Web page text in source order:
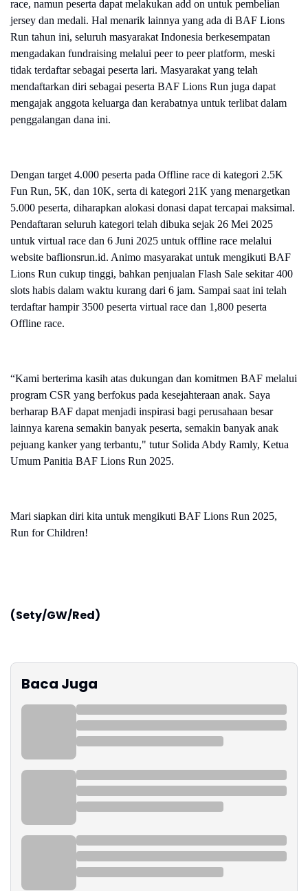
race, namun peserta dapat melakukan add on untuk pembelian
jersey dan medali. Hal menarik lainnya yang ada di BAF Lions
Run tahun ini, seluruh masyarakat Indonesia berkesempatan
mengadakan fundraising melalui peer to peer platform, meski
tidak terdaftar sebagai peserta lari. Masyarakat yang telah
mendaftarkan diri sebagai peserta BAF Lions Run juga dapat
mengajak anggota keluarga dan kerabatnya untuk terlibat dalam
penggalangan dana ini.
Dengan target 4.000 peserta pada Offline race di kategori 2.5K
Fun Run, 5K, dan 10K, serta di kategori 21K yang menargetkan
5.000 peserta, diharapkan alokasi donasi dapat tercapai maksimal.
Pendaftaran seluruh kategori telah dibuka sejak 26 Mei 2025
untuk virtual race dan 6 Juni 2025 untuk offline race melalui
website baflionsrun.id. Animo masyarakat untuk mengikuti BAF
Lions Run cukup tinggi, bahkan penjualan Flash Sale sekitar 400
slots habis dalam waktu kurang dari 6 jam. Sampai saat ini telah
terdaftar hampir 3500 peserta virtual race dan 1,800 peserta
Offline race.
“Kami berterima kasih atas dukungan dan komitmen BAF melalui
program CSR yang berfokus pada kesejahteraan anak. Saya
berharap BAF dapat menjadi inspirasi bagi perusahaan besar
lainnya karena semakin banyak peserta, semakin banyak anak
pejuang kanker yang terbantu," tutur Solida Abdy Ramly, Ketua
Umum Panitia BAF Lions Run 2025.
Mari siapkan diri kita untuk mengikuti BAF Lions Run 2025,
Run for Children!
(Sety/GW/Red)
Baca Juga